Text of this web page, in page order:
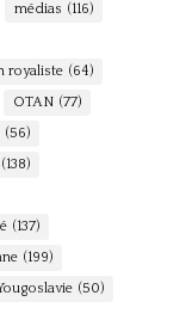
médias (116)
royaliste (64)
OTAN (77)
(56)
(138)
(137)
(199)
(50)